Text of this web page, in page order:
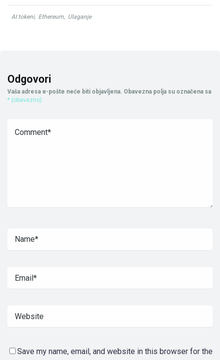
AI tokeni, Ethereum, Ulaganje
Odgovori
Vaša adresa e-pošte neće biti objavljena. Obavezna polja su označena sa
* (obavezno)
Save my name, email, and website in this browser for the